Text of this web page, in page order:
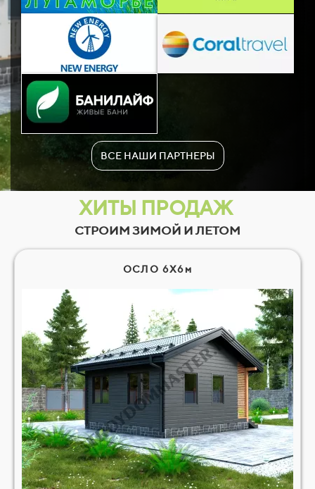
ВСЕ НАШИ ПАРТНЕРЫ
ХИТЫ ПРОДАЖ
СТРОИМ ЗИМОЙ И ЛЕТОМ
ОСЛО 6Х6м